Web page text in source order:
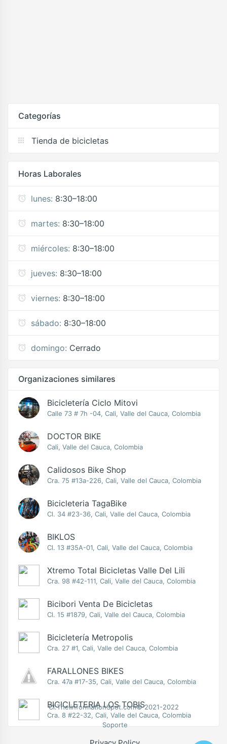
Categorías
Tienda de bicicletas
Horas Laborales
lunes: 8:30–18:00
martes: 8:30–18:00
miércoles: 8:30–18:00
jueves: 8:30–18:00
viernes: 8:30–18:00
sábado: 8:30–18:00
domingo: Cerrado
Organizaciones similares
Bicicletería Ciclo Mitovi
Calle 73 # 7h -04, Cali, Valle del Cauca, Colombia
DOCTOR BIKE
Cali, Valle del Cauca, Colombia
Calidosos Bike Shop
Cra. 75 #13a-226, Cali, Valle del Cauca, Colombia
Bicicleteria TagaBike
Cl. 34 #23-36, Cali, Valle del Cauca, Colombia
BIKLOS
Cl. 13 #35A-01, Cali, Valle del Cauca, Colombia
Xtremo Total Bicicletas Valle Del Lili
Cra. 98 #42-111, Cali, Valle del Cauca, Colombia
Bicibori Venta De Bicicletas
Cl. 15 #1879, Cali, Valle del Cauca, Colombia
Bicicletería Metropolis
Cra. 27 #1, Cali, Valle del Cauca, Colombia
FARALLONES BIKES
Cra. 47a #17-35, Cali, Valle del Cauca, Colombia
BICICLETERIA LOS TOBIS
Cra. 8 #22-32, Cali, Valle del Cauca, Colombia
Cl.TheIinformationSpot.com© 2021-2022
Soporte